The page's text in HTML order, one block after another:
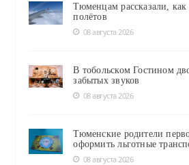
Тюменцам рассказали, как
полётов
08 августа 2026
В тобольском Гостином
забытых звуков
08 августа 2026
Тюменские родители
оформить льготные
08 августа 2026